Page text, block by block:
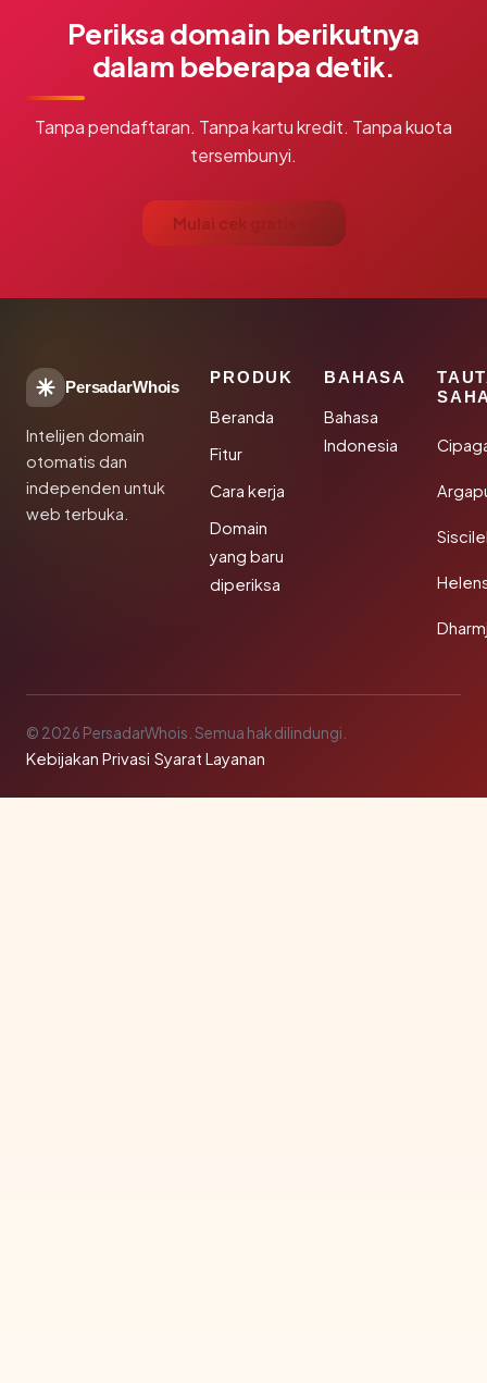
Periksa domain berikutnya
dalam beberapa detik.
Tanpa pendaftaran. Tanpa kartu kredit. Tanpa kuota
tersembunyi.
Mulai cek gratis →
PersadarWhois
Intelijen domain
otomatis dan
independen untuk
web terbuka.
PRODUK
Beranda
Fitur
Cara kerja
Domain
yang baru
diperiksa
BAHASA
Bahasa
Indonesia
© 2026 PersadarWhois. Semua hak dilindungi.
Kebijakan Privasi·Syarat Layanan